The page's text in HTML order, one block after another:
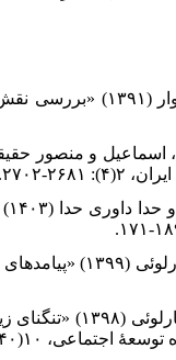
۲۷۰۲.
۵. افراسیابی،
۱۰(۴۰): ۶۲-۳۳.